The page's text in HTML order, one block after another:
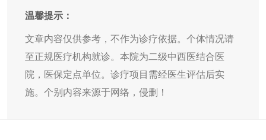
温馨提示：
文章内容仅供参考，不作为诊疗依据。个体情况请
至正规医疗机构就诊。本院为二级中西医结合医
院，医保定点单位。诊疗项目需经医生评估后实
施。个别内容来源于网络，侵删！